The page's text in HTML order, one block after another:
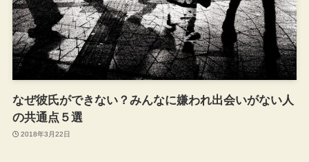
なぜ彼氏ができない？みんなに嫌われ出会いがない人
の共通点５選
2018年3月22日